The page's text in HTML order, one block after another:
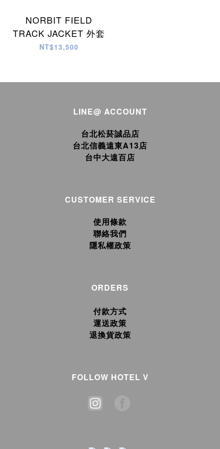
NORBIT FIELD
TRACK JACKET 外套
NT$13,500
LINE@ ACCOUNT
台北松菸誠品店
台北信義遠東A13店
台中大遠百店
CUSTOMER SERVICE
使用條款
聯絡我們
隱私權政策
ORDERS
付款方式
運送政策
退換貨政策
FOLLOW HOTEL V